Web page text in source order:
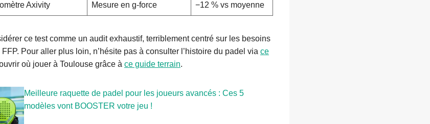
Axivity Mesure en g-force −12 % vs moyenne
ce test comme un audit exhaustif, terriblement centré sur les besoins
Pour aller plus loin, n’hésite pas à consulter l’histoire du padel via ce
où jouer à Toulouse grâce à ce guide terrain.
Meilleure raquette de padel pour les joueurs avancés : Ces 5
modèles vont BOOSTER votre jeu !